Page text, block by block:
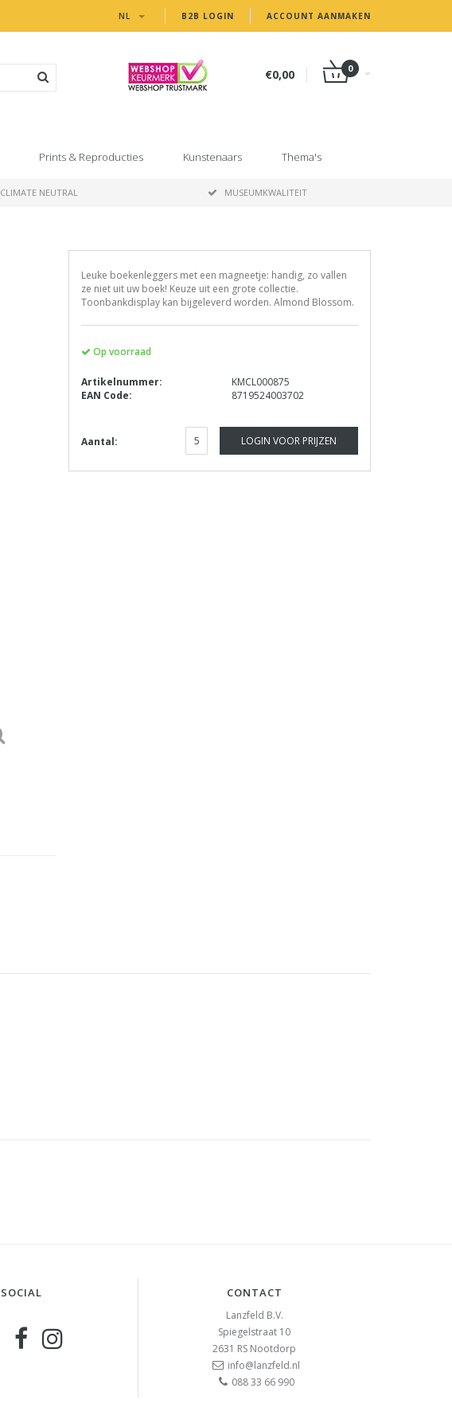
B2B LOGIN ACCOUNT AANMAKEN
NL
€0,00 0
Prints & Reproducties Kunstenaars Thema's
CLIMATE NEUTRAL MUSEUMKWALITEIT
Leuke boekenleggers met een magneetje: handig, zo vallen
ze niet uit uw boek! Keuze uit een grote collectie.
Toonbankdisplay kan bijgeleverd worden. Almond Blossom.
Op voorraad
Artikelnummer:
KMCL000875
EAN Code:
8719524003702
Aantal: LOGIN VOOR PRIJZEN
SOCIAL CONTACT
Lanzfeld B.V.
Spiegelstraat 10
2631 RS Nootdorp
info@lanzfeld.nl
088 33 66 990